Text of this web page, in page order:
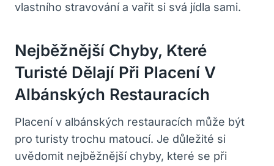
vlastního stravování a vařit si svá jídla sami.
Nejběžnější Chyby, Které
Turisté Dělají Při Placení V
Albánských Restauracích
Placení v albánských restauracích může být
pro turisty trochu matoucí. Je důležité si
uvědomit nejběžnější chyby, které se při